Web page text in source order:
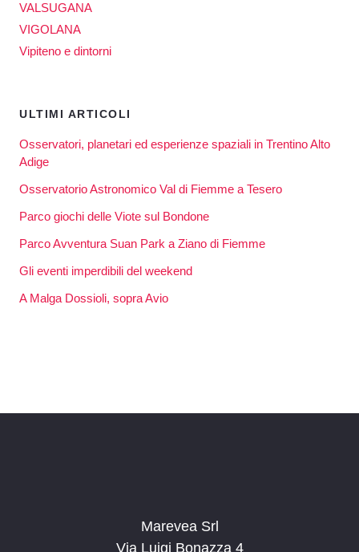
VALSUGANA
VIGOLANA
Vipiteno e dintorni
ULTIMI ARTICOLI
Osservatori, planetari ed esperienze spaziali in Trentino Alto
Adige
Osservatorio Astronomico Val di Fiemme a Tesero
Parco giochi delle Viote sul Bondone
Parco Avventura Suan Park a Ziano di Fiemme
Gli eventi imperdibili del weekend
A Malga Dossioli, sopra Avio
Marevea Srl
Via Luigi Bonazza 4